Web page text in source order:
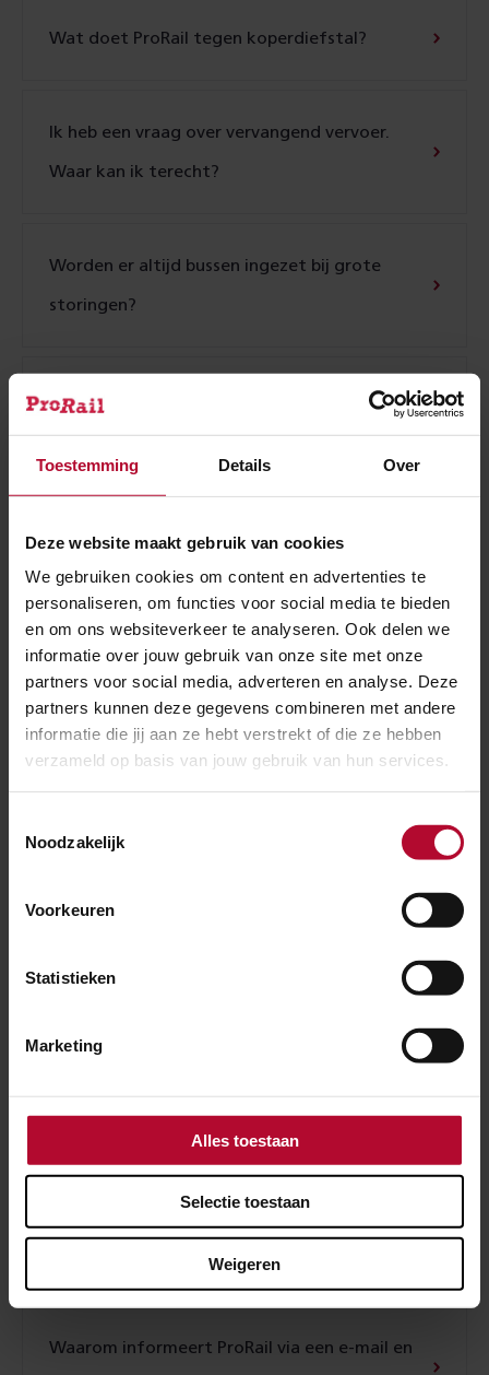
Toestemming Details Over
Deze website maakt gebruik van cookies
We gebruiken cookies om content en advertenties te
personaliseren, om functies voor social media te bieden
en om ons websiteverkeer te analyseren. Ook delen we
informatie over jouw gebruik van onze site met onze
partners voor social media, adverteren en analyse. Deze
partners kunnen deze gegevens combineren met andere
informatie die jij aan ze hebt verstrekt of die ze hebben
verzameld op basis van jouw gebruik van hun services.
Noodzakelijk
Voorkeuren
Statistieken
Marketing
Alles toestaan
Selectie toestaan
Weigeren
Wat doet ProRail tegen koper­diefstal?
Ik heb een vraag over vervangend vervoer.
Waar kan ik terecht?
Worden er altijd bussen ingezet bij grote
storingen?
Regelt ProRail vervangend vervoer bij
werkzaamheden?
bovenleiding?
Wat zijn rijp en ijzel?
Waarom heeft het spoor zoveel last van
Waarom vallen treinen soms uit?
sneeuw?
Waarom informeert ProRail via een e-mail en